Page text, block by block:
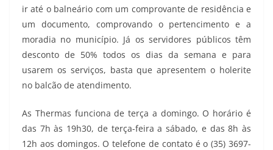
ir até o balneário com um comprovante de residência e
um documento, comprovando o pertencimento e a
moradia no município. Já os servidores públicos têm
desconto de 50% todos os dias da semana e para
usarem os serviços, basta que apresentem o holerite
no balcão de atendimento.
As Thermas funciona de terça a domingo. O horário é
das 7h às 19h30, de terça-feira a sábado, e das 8h às
12h aos domingos. O telefone de contato é o (35) 3697-